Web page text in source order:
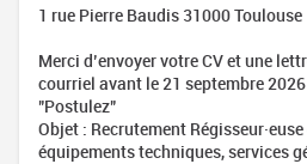
1 rue Pierre Baudis 31000 Toulouse
Merci d’envoyer votre CV et une
courriel avant le 21 septembre
"Postulez"
Objet : Recrutement
équipements techniques, services